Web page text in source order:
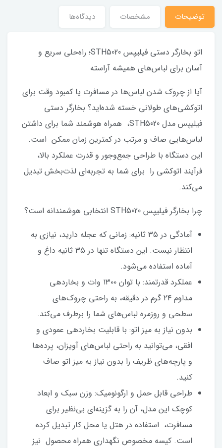
توضیحات مشخصات دیدگاه‌ها
اتو بخارگر دستی فیلیپس STH5020؛ راه‌حلی سریع و
آسان برای لباس‌های همیشه آراسته
آیا از چروک شدن لباس‌ها در مسافرت یا کمبود وقت برای
اتوکشی‌های طولانی خسته شده‌اید؟ بخارگر دستی
فیلیپس مدل STH5020، همراه هوشمند شما برای داشتن
لباس‌هایی صاف و مرتب در کمترین زمان ممکن است.
این دستگاه با طراحی جمع‌وجور و قدرت عملکرد بالا،
فرآیند اتوکشی را برای شما به تجربه‌ای لذت‌بخش تبدیل
می‌کند.
چرا بخارگر فیلیپس STH5020 انتخابی هوشمندانه است؟
آمادگی در ۳۵ ثانیه: زمانی که عجله دارید، نیازی به
انتظار نیست. این دستگاه تنها در ۳۵ ثانیه داغ و
آماده استفاده می‌شود.
عملکرد قدرتمند: با توان ۱۳۰۰ وات و بخاردهی
مداوم ۲۴ گرم در دقیقه، به راحتی چروک‌های
سطحی و روزمره لباس‌های شما را برطرف می‌کند.
بدون نیاز به میز اتو: با قابلیت بخاردهی عمودی و
افقی، می‌توانید به راحتی لباس‌های آویزان، پرده‌ها
و پارچه‌های ظریف را بدون نیاز به میز اتو صاف
کنید.
طراحی قابل حمل و ارگونومیک: وزن سبک و ابعاد
کوچک این مدل، آن را به گزینه‌ای بی‌نظیر برای
مسافرت، استفاده در هتل یا محل کار تبدیل کرده
است. کیسه مخصوص نگهداری همراه محصول نیز